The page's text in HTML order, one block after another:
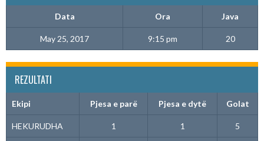
Data Ora Java
May 25, 2017 9:15 pm 20
REZULTATI
Ekipi Pjesa e parë Pjesa e dytë Golat
HEKURUDHA 1 1 5